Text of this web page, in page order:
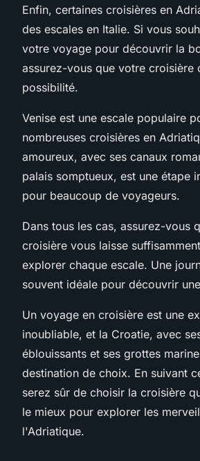
Enfin, certaines croisières en
des escales en Italie. Si vous
votre voyage pour découvrir la
assurez-vous que votre croisière
possibilité.
Venise est une escale populaire
nombreuses croisières en
amoureux, avec ses canaux
palais somptueux, est une étape
pour beaucoup de voyageurs.
Dans tous les cas, assurez-vous
croisière vous laisse
explorer chaque escale. Une
souvent idéale pour découvrir
Un voyage en croisière est une
inoubliable, et la Croatie, avec
éblouissants et ses grottes
destination de choix. En suivant
serez sûr de choisir la croisière
le mieux pour explorer les
l'Adriatique.